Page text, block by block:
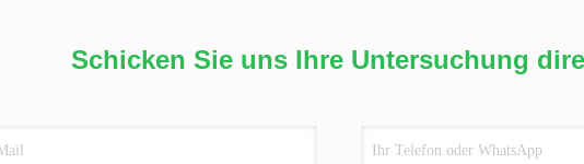
Schicken Sie uns Ihre Untersuchung